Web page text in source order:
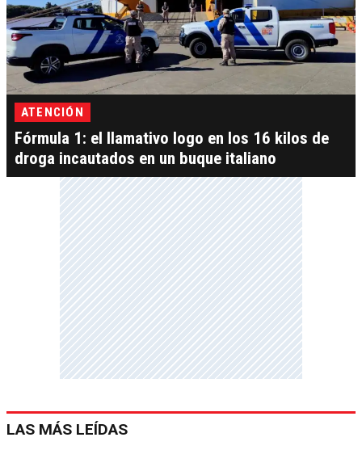
ATENCIÓN
Fórmula 1: el llamativo logo en los 16 kilos de
droga incautados en un buque italiano
LAS MÁS LEÍDAS